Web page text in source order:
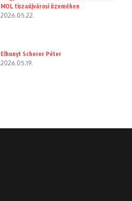
MOL tiszaújvárosi üzemében
2026.05.22.
Elhunyt Scherer Péter
2026.05.19.